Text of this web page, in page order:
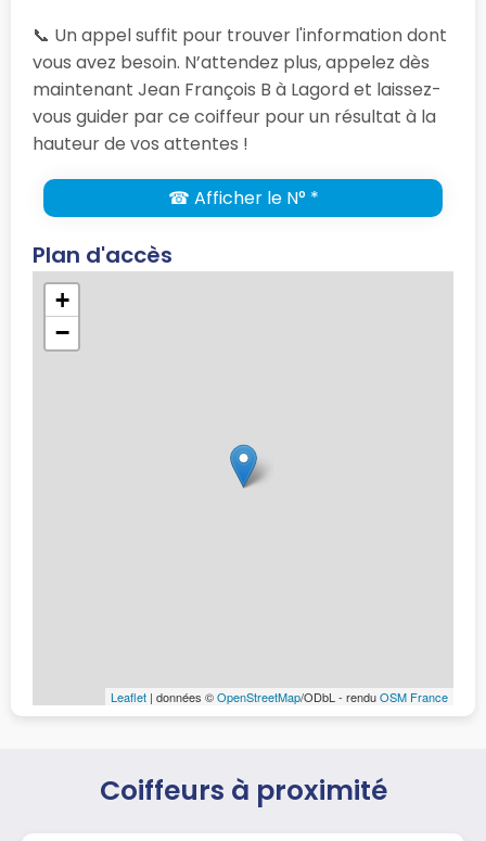
📞 Un appel suffit pour trouver l'information dont
vous avez besoin. N’attendez plus, appelez dès
maintenant Jean François B à Lagord et laissez-
vous guider par ce coiffeur pour un résultat à la
hauteur de vos attentes !
☎ Afficher le N° *
Plan d'accès
+
−
Leaflet | données ©OpenStreetMap/ODbL - renduOSM France
Coiffeurs à proximité